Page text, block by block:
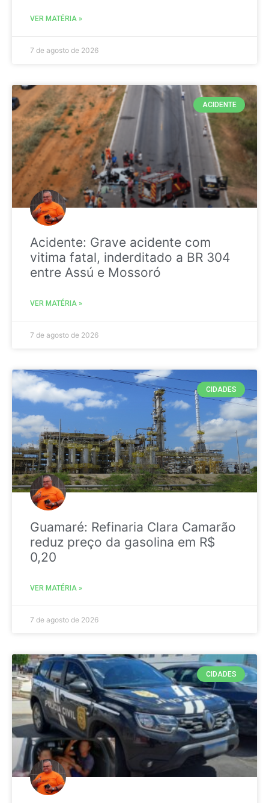
VER MATÉRIA »
7 de agosto de 2026
ACIDENTE
Acidente: Grave acidente com
vitima fatal, inderditado a BR 304
entre Assú e Mossoró
VER MATÉRIA »
7 de agosto de 2026
CIDADES
Guamaré: Refinaria Clara Camarão
reduz preço da gasolina em R$
0,20
VER MATÉRIA »
7 de agosto de 2026
CIDADES